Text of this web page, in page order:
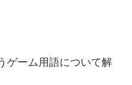
ゲーム用語について解